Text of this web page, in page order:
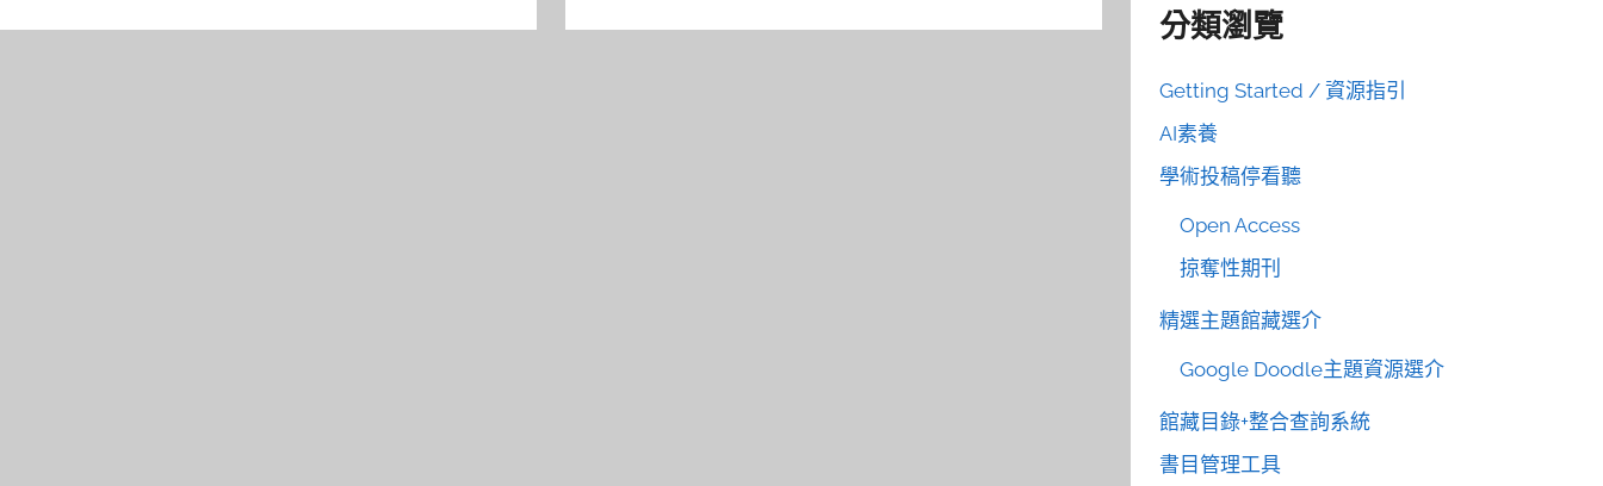
分類瀏覽
Getting Started / 資源指引
AI素養
學術投稿停看聽
Open Access
掠奪性期刊
精選主題館藏選介
Google Doodle主題資源選介
館藏目錄+整合查詢系統
書目管理工具